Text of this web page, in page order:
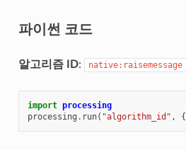
파이썬 코드
알고리즘 ID: native:raisemessage
import processing
processing . run( "algorithm_id" , {